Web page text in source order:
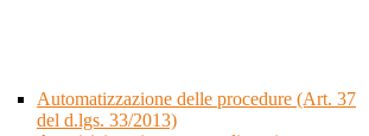
Automatizzazione delle procedure (Art. 37
del d.lgs. 33/2013)